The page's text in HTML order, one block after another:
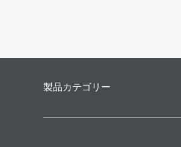
製品カテゴリー